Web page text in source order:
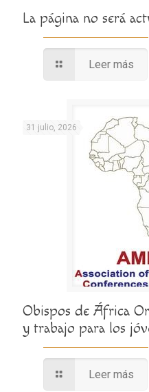
La página no será
Leer más
31 julio, 2026
Obispos de África
y trabajo para los
Leer más